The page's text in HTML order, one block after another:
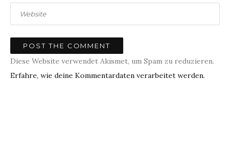
Diese Website verwendet Akismet, um Spam zu reduzieren.
Erfahre, wie deine Kommentardaten verarbeitet werden.